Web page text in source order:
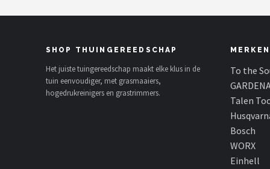
SHOP THUINGEREEDSCHAP
Het juiste tuingereedschap maakt elke klus in de
tuin eenvoudiger, met grasmaaiers,
hogedrukreinigers en grastrimmers.
MERKEN
To the
Talen
Bosch
WORX
Einhell